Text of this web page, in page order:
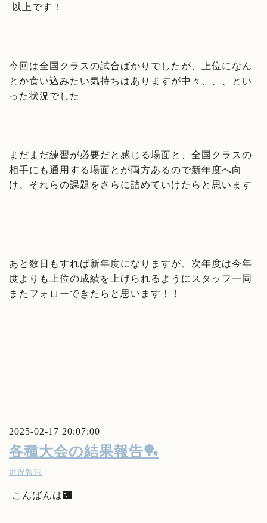
以上です！
今回は全国クラスの試合ばかりでしたが、上位になん
とか食い込みたい気持ちはありますが中々、、、とい
った状況でした
まだまだ練習が必要だと感じる場面と、全国クラスの
相手にも通用する場面とが両方あるので新年度へ向
け、それらの課題をさらに詰めていけたらと思います
あと数日もすれば新年度になりますが、次年度は今年
度よりも上位の成績を上げられるようにスタッフ一同
またフォローできたらと思います！！
2025-02-17 20:07:00
各種大会の結果報告🏓
近況報告
こんばんは🌃